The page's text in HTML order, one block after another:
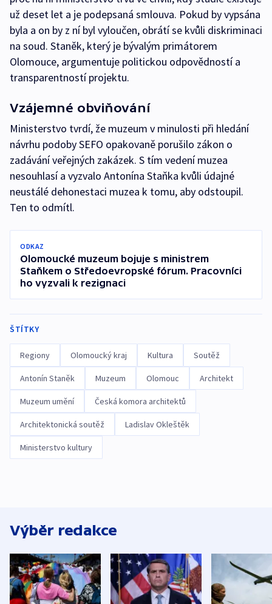
už deset let a je podepsaná smlouva. Pokud by vypsána
byla a on by z ní byl vyloučen, obrátí se kvůli diskriminaci
na soud. Staněk, který je bývalým primátorem
Olomouce, argumentuje politickou odpovědností a
transparentností projektu.
Vzájemné obviňování
Ministerstvo tvrdí, že muzeum v minulosti při hledání
návrhu podoby SEFO opakovaně porušilo zákon o
zadávání veřejných zakázek. S tím vedení muzea
nesouhlasí a vyzvalo Antonína Staňka kvůli údajné
neustálé dehonestaci muzea k tomu, aby odstoupil.
Ten to odmítl.
ODKAZ
Olomoucké muzeum bojuje s ministrem
Staňkem o Středoevropské fórum. Pracovníci
ho vyzvali k rezignaci
ŠTÍTKY
Regiony Olomoucký kraj Kultura Soutěž
Antonín Staněk Muzeum Olomouc Architekt
Muzeum umění Česká komora architektů
Architektonická soutěž Ladislav Okleštěk
Ministerstvo kultury
Výběr redakce